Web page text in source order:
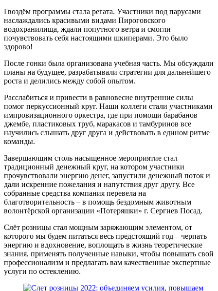
Гвоздём программы стала регата. Участники под парусами
наслаждались красивыми видами Пироговского
водохранилища, ждали попутного ветра и смогли
почувствовать себя настоящими шкиперами. Это было
здорово!
После гонки была организована учебная часть. Мы обсуждали
планы на будущее, разрабатывали стратегии для дальнейшего
роста и делились между собой опытом.
Расслабиться и привести в равновесие внутренние силы
помог перкуссионный круг. Наши коллеги стали участниками
импровизационного оркестра, где при помощи барабанов
джембе, пластиковых труб, маракасов и тамбуринов все
научились слышать друг друга и действовать в едином ритме
команды.
Завершающим столь насыщенное мероприятие стал
традиционный денежный круг, на котором участники
прочувствовали энергию денег, запустили денежный поток и
дали искренние пожелания и напутствия друг другу. Все
собранные средства компания перевела на
благотворительность – в помощь бездомным животным
волонтёрской организации «Потеряшки» г. Сергиев Посад.
Слёт розницы стал мощным заряжающим элементом, от
которого мы будем питаться весь предстоящий год – черпать
энергию и вдохновение, воплощать в жизнь теоретические
знания, применять полученные навыки, чтобы повышать свой
профессионализм и предлагать вам качественные экспертные
услуги по остеклению.